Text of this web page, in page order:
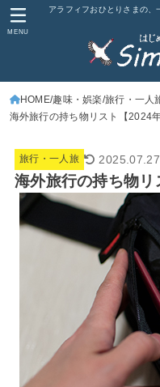
アラフィフおひとりさまの、
MENU
HOME 趣味・娯楽 旅行・一人
海外旅行の持ち物リスト【2024
旅行・一人旅 2025.07.27
海外旅行の持ち物リ